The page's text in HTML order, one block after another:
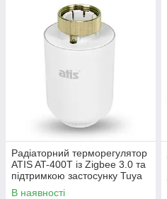
Радіаторний терморегулятор
ATIS AT-400T із Zigbee 3.0 та
підтримкою застосунку Tuya
Smart
В наявності